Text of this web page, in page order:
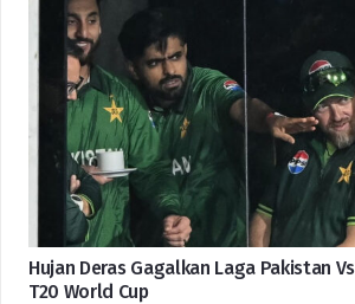
Hujan Deras Gagalkan Laga Pakistan
T20 World Cup